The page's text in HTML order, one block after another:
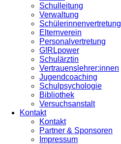
Schulleitung
Verwaltung
Schülerinnenvertretung
Elternverein
Personalvertretung
G!RLpower
Schulärztin
Vertrauenslehrer:innen
Jugendcoaching
Schulpsychologie
Bibliothek
Versuchsanstalt
Kontakt
Kontakt
Partner & Sponsoren
Impressum